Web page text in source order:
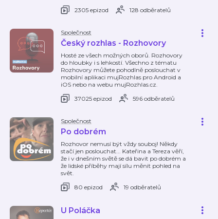
2305 epizod
128 odběratelů
Společnost
Český rozhlas - Rozhovory
Hosté ze všech možných oborů. Rozhovory
do hloubky i s lehkostí. Všechno z tématu
Rozhovory můžete pohodlně poslouchat v
mobilní aplikaci mujRozhlas pro Android a
iOS nebo na webu mujRozhlas.cz.
37025 epizod
596 odběratelů
Společnost
Po dobrém
Rozhovor nemusí být vždy souboj! Někdy
stačí jen poslouchat... Kateřina a Tereza věří,
že i v dnešním světě se dá bavit po dobrém a
že lidské příběhy mají sílu měnit pohled na
svět.
80 epizod
19 odběratelů
U Poláčka